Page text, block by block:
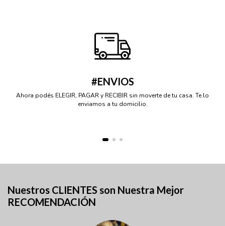
#ENVIOS
Ahora podés ELEGIR, PAGAR y RECIBIR sin moverte de tu casa. Te lo
enviamos a tu domicilio.
Nuestros CLIENTES son Nuestra Mejor
RECOMENDACIÓN